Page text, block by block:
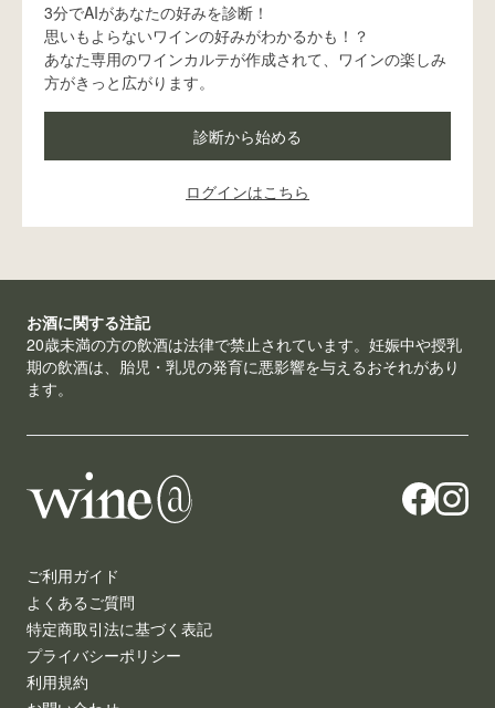
3分でAIがあなたの好みを診断！
思いもよらないワインの好みがわかるかも！？
あなた専用のワインカルテが作成されて、ワインの楽しみ
方がきっと広がります。
診断から始める
ログインはこちら
お酒に関する注記
20歳未満の方の飲酒は法律で禁止されています。妊娠中や授乳
期の飲酒は、胎児・乳児の発育に悪影響を与えるおそれがあり
ます。
ご利用ガイド
よくあるご質問
特定商取引法に基づく表記
プライバシーポリシー
利用規約